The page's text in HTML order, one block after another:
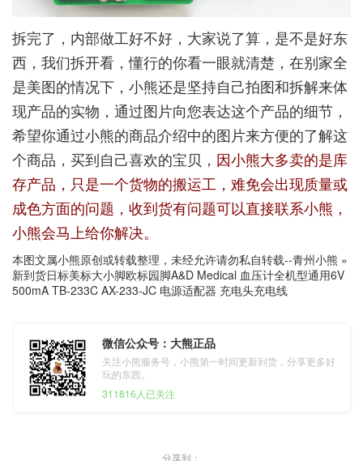
拆完了，内部做工好不好，大家说了算，是不是好东
西，我们拆开看，懂行的你看一眼就清楚，在别家全
是美图的情况下，小熊还是坚持自己拍图和拆解来体
现产品的实物，通过图片向您表达这个产品的细节，
希望你通过小熊的商品介绍中的图片来方便的了解这
个商品，买到自己喜欢的宝贝， 因小熊大多卖的是库
存产品，只是一个货物的搬运工，难免会出现质量或
成色方面的问题，收到货有问题可以直接联系小熊，
小熊会马上给你解决。
本图文属小熊原创或转载整理，未经允许请勿私自转载--青州小熊 »
新到货日标美标大小脚欧标园脚A&D Medical 血压计全机型通用6V
500mA TB-233C AX-233-JC 电源适配器 充电头充电线
微信公众号：大熊正品
关注小熊服务号，小熊第一时间更新到货，分享更多好
玩的东西。
311816人已关注
分享到：